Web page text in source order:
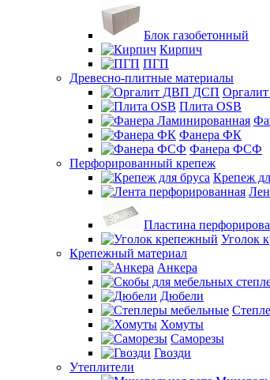
Блок газобетонный
Кирпич
ПГП
Древесно-плитные материалы
Плита OSB
Фанера ФК
Фанера ФСФ
Перфорированный крепеж
Крепеж
Пластина
Уголок
Крепежный материал
Анкера
Дюбели
Хомуты
Саморезы
Гвозди
Утеплители